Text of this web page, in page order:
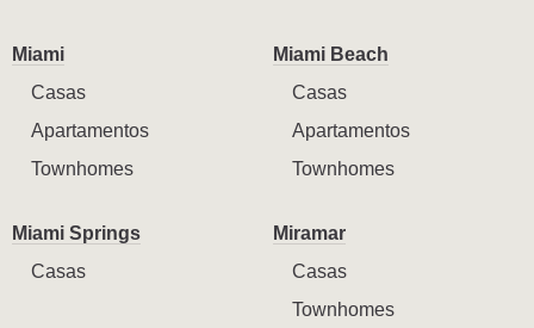
Miami
Casas
Apartamentos
Townhomes
Miami Beach
Casas
Apartamentos
Townhomes
Miami Springs
Casas
Miramar
Casas
Townhomes